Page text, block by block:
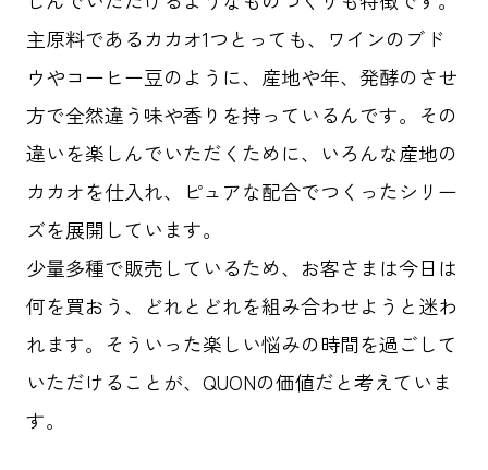
主原料であるカカオ1つとっても、ワインのブド
ウやコーヒー豆のように、産地や年、発酵のさせ
方で全然違う味や香りを持っているんです。その
違いを楽しんでいただくために、いろんな産地の
カカオを仕入れ、ピュアな配合でつくったシリー
ズを展開しています。
少量多種で販売しているため、お客さまは今日は
何を買おう、どれとどれを組み合わせようと迷わ
れます。そういった楽しい悩みの時間を過ごして
いただけることが、QUONの価値だと考えていま
す。